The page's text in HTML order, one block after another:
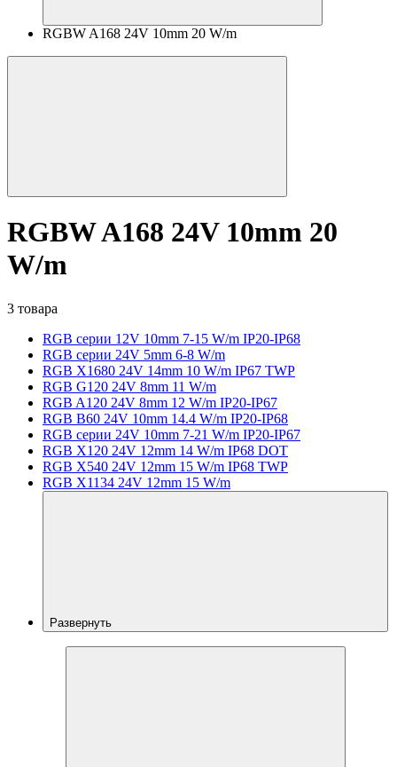
RGBW A168 24V 10mm 20 W/m
RGBW A168 24V 10mm 20
W/m
3 товара
RGB серии 12V 10mm 7-15 W/m IP20-IP68
RGB серии 24V 5mm 6-8 W/m
RGB X1680 24V 14mm 10 W/m IP67 TWP
RGB G120 24V 8mm 11 W/m
RGB A120 24V 8mm 12 W/m IP20-IP67
RGB B60 24V 10mm 14.4 W/m IP20-IP68
RGB серии 24V 10mm 7-21 W/m IP20-IP67
RGB X120 24V 12mm 14 W/m IP68 DOT
RGB X540 24V 12mm 15 W/m IP68 TWP
RGB X1134 24V 12mm 15 W/m
Развернуть